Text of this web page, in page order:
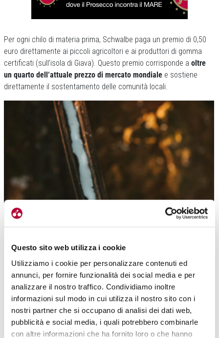
Questo sito web utilizza i cookie
Utilizziamo i cookie per personalizzare contenuti ed
annunci, per fornire funzionalità dei social media e per
analizzare il nostro traffico. Condividiamo inoltre
informazioni sul modo in cui utilizza il nostro sito con i
nostri partner che si occupano di analisi dei dati web,
pubblicità e social media, i quali potrebbero combinarle
con altre informazioni che ha fornito loro o che hanno
Per ogni chilo di materia prima, Schwalbe paga un premio di 0,50
euro direttamente ai piccoli agricoltori e ai produttori di gomma
certificati (sull’isola di Giava). Questo premio corrisponde a oltre
un quarto dell‘attuale prezzo di mercato mondiale e sostiene
direttamente il sostentamento delle comunità locali.
Il caucciù utilizzato da Schwalbe proviene principalmente dalle piantagioni